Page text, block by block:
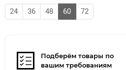
24 36 48 60 72
Подберём товары по
вашим требованиям